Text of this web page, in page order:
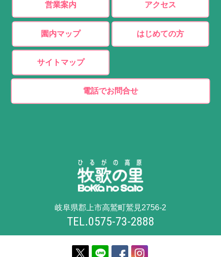
営業案内 アクセス
園内マップ はじめての方
サイトマップ
電話でお問合せ
岐阜県郡上市高鷲町鷲見2756-2
TEL.0575-73-2888